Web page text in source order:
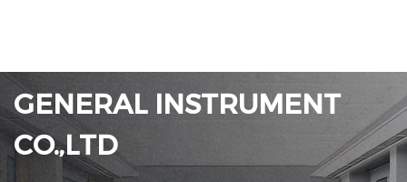
GENERAL INSTRUMENT
CO.,LTD